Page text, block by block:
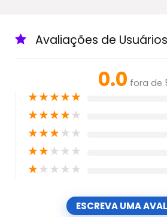
Avaliações de Usuários
0.0 fora de
★★★★★
★★★★★
★★★★★
★★★★★
★★★★★
ESCREVA UMA